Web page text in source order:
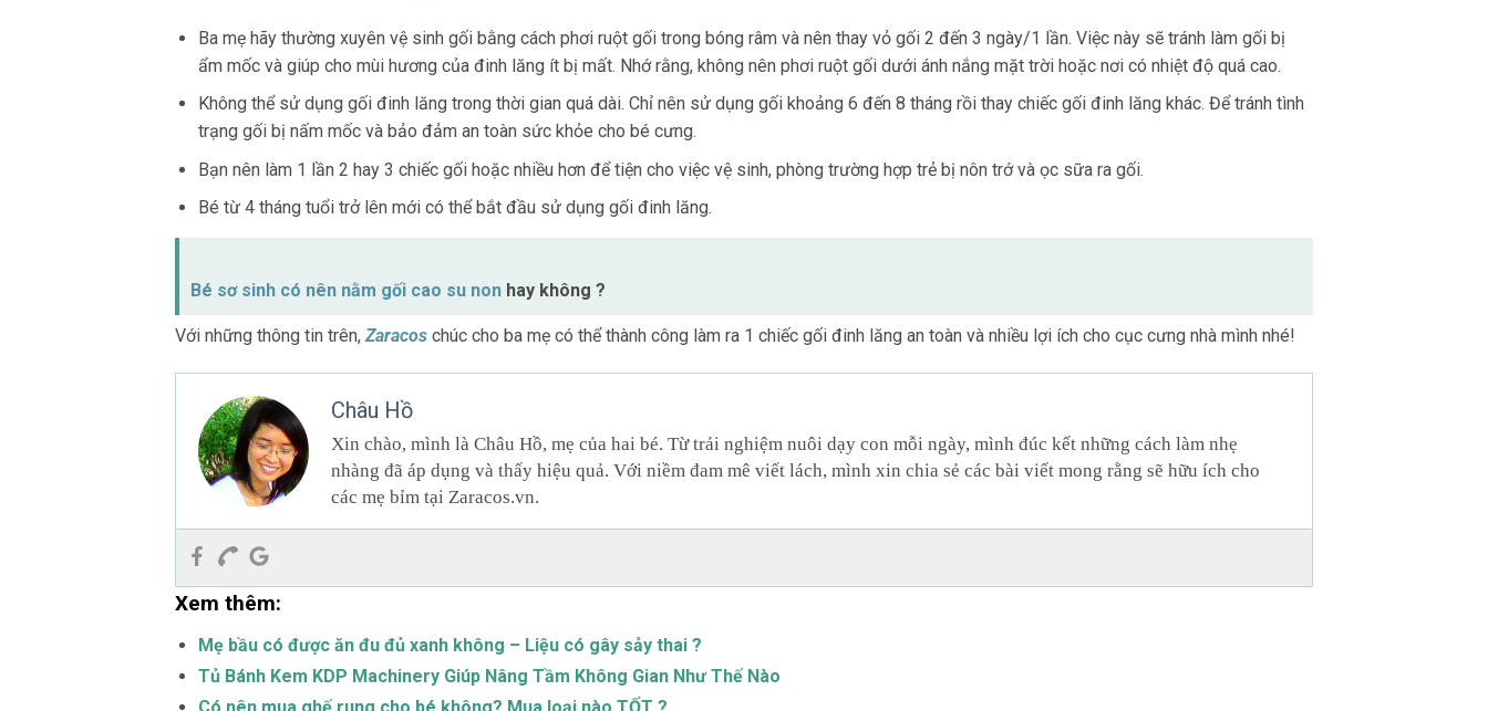
Ba mẹ hãy thường xuyên vệ sinh gối bằng cách phơi ruột gối trong bóng râm và nên thay vỏ gối 2 đến 3 ngày/1 lần. Việc này sẽ tránh làm gối bị
ẩm mốc và giúp cho mùi hương của đinh lăng ít bị mất. Nhớ rằng, không nên phơi ruột gối dưới ánh nắng mặt trời hoặc nơi có nhiệt độ quá cao.
Không thể sử dụng gối đinh lăng trong thời gian quá dài. Chỉ nên sử dụng gối khoảng 6 đến 8 tháng rồi thay chiếc gối đinh lăng khác. Để tránh tình
trạng gối bị nấm mốc và bảo đảm an toàn sức khỏe cho bé cưng.
Bạn nên làm 1 lần 2 hay 3 chiếc gối hoặc nhiều hơn để tiện cho việc vệ sinh, phòng trường hợp trẻ bị nôn trớ và ọc sữa ra gối.
Bé từ 4 tháng tuổi trở lên mới có thể bắt đầu sử dụng gối đinh lăng.
Bé sơ sinh có nên nằm gối cao su nonhay không ?
Với những thông tin trên,Zaracoschúc cho ba mẹ có thể thành công làm ra 1 chiếc gối đinh lăng an toàn và nhiều lợi ích cho cục cưng nhà mình nhé!
Châu Hồ
Xin chào, mình là Châu Hồ, mẹ của hai bé. Từ trải nghiệm nuôi dạy con mỗi ngày, mình đúc kết những cách làm nhẹ
nhàng đã áp dụng và thấy hiệu quả. Với niềm đam mê viết lách, mình xin chia sẻ các bài viết mong rằng sẽ hữu ích cho
các mẹ bỉm tại Zaracos.vn.
Xem thêm:
Mẹ bầu có được ăn đu đủ xanh không – Liệu có gây sảy thai ?
Tủ Bánh Kem KDP Machinery Giúp Nâng Tầm Không Gian Như Thế Nào